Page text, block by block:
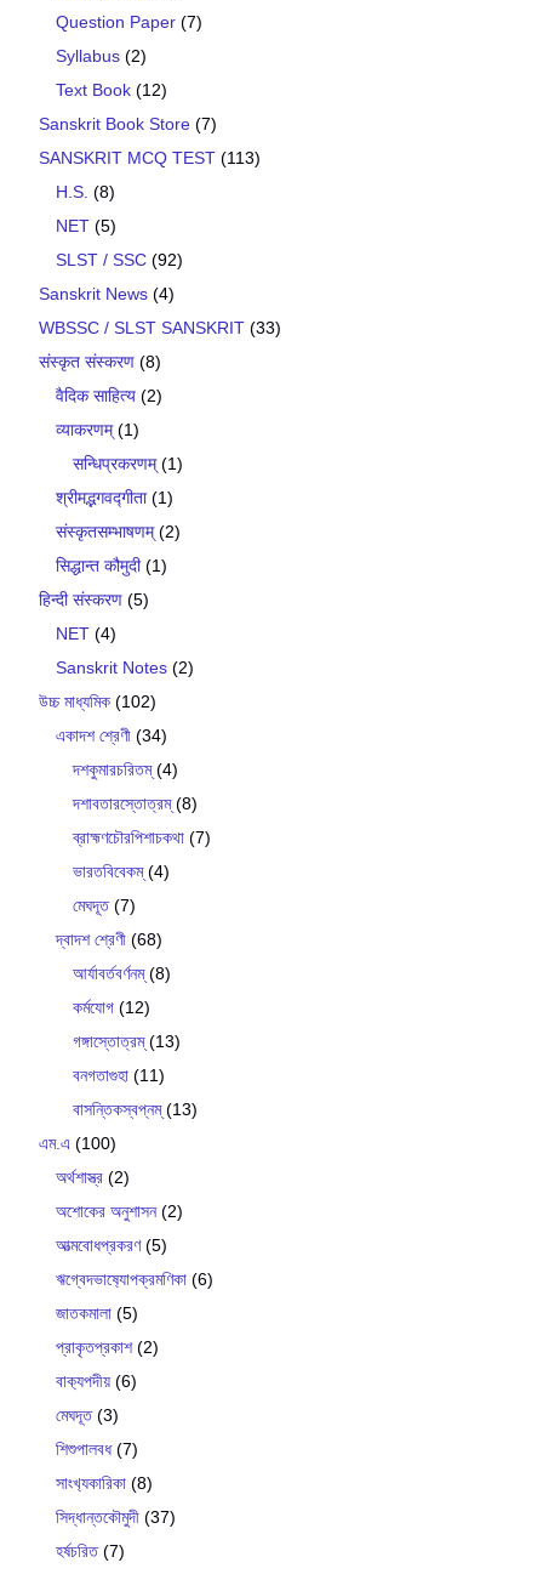
Question Paper (7)
Syllabus (2)
Text Book (12)
Sanskrit Book Store (7)
SANSKRIT MCQ TEST (113)
H.S. (8)
NET (5)
SLST / SSC (92)
Sanskrit News (4)
WBSSC / SLST SANSKRIT (33)
संस्कृत संस्करण (8)
वैदिक साहित्य (2)
व्याकरणम्(1)
सन्धिप्रकरणम्(1)
श्रीमद्भगवद्गीता(1)
संस्कृतसम्भाषणम्(2)
सिद्धान्त कौमुदी(1)
हिन्दी संस्करण (5)
NET (4)
Sanskrit Notes (2)
উচ্চ মাধ্যমিক (102)
একাদশ শ্রেণী (34)
দশকুমারচরিতম্(4)
দশাবতারস্তোত্রম্(8)
ব্রাহ্মণচৌরপিশাচকথা (7)
ভারতবিবেকম্(4)
মেঘদূত(7)
দ্বাদশ শ্রেণী (68)
আর্যাবর্তবর্ণনম্(8)
কর্মযোগ (12)
গঙ্গাস্তোত্রম্(13)
বনগতাগুহা (11)
বাসন্তিকস্বপ্নম্(13)
এম.এ (100)
অর্থশাস্ত্র (2)
অশোকের অনুশাসন(2)
আত্মবোধপ্রকরণ(5)
ঋগ্বেদভাষ‍্যোপক্রমণিকা (6)
জাতকমালা (5)
প্রাকৃতপ্রকাশ(2)
বাক‍্যপদীয় (6)
মেঘদূত(3)
শিশুপালবধ(7)
সাংখ‍্যকারিকা (8)
সিদ্ধান্তকৌমুদী (37)
হর্ষচরিত(7)